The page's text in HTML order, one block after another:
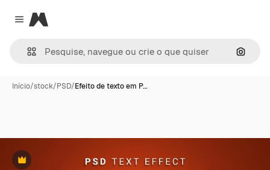
Close menu
Magnific
Início/stock/PSD/Efeito de texto em P…
Premium